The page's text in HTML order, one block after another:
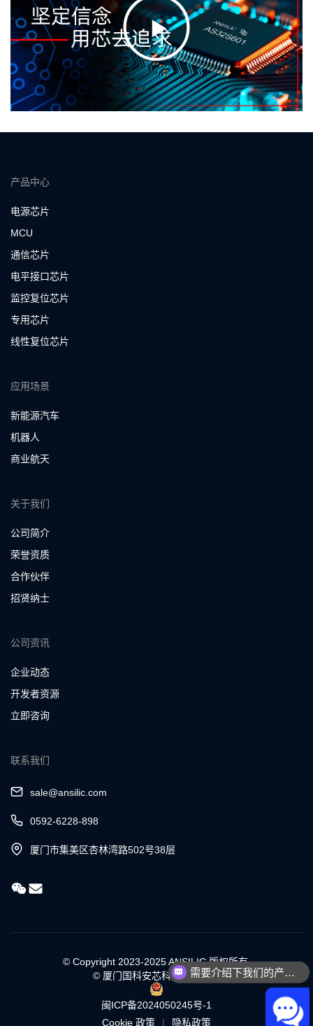
产品中心
电源芯片
MCU
通信芯片
电平接口芯片
监控复位芯片
专用芯片
线性复位芯片
应用场景
新能源汽车
机器人
商业航天
关于我们
公司简介
荣誉资质
合作伙伴
招贤纳士
公司资讯
企业动态
开发者资源
立即咨询
联系我们
sale@ansilic.com
0592-6228-898
厦门市集美区杏林湾路502号38层
© Copyright 2023-2025 ANSILIC.版权所有.
© 厦门国科安芯科技有限公司
闽ICP备2024050245号-1
Cookie 政策
| 隐私政策